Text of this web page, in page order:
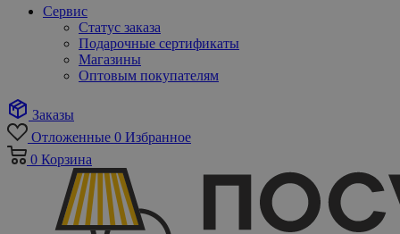
Сервис
Статус заказа
Подарочные сертификаты
Магазины
Оптовым покупателям
Заказы
Отложенные 0 Избранное
0 Корзина